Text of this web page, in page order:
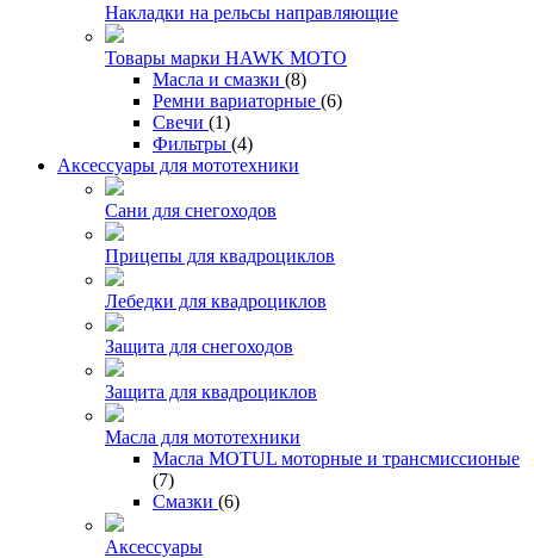
Накладки на рельсы направляющие
Товары марки HAWK MOTO
Масла и смазки (8)
Ремни вариаторные (6)
Свечи (1)
Фильтры (4)
Аксессуары для мототехники
Сани для снегоходов
Прицепы для квадроциклов
Лебедки для квадроциклов
Защита для снегоходов
Защита для квадроциклов
Масла для мототехники
Масла MOTUL моторные и трансмиссионые
(7)
Смазки (6)
Аксессуары